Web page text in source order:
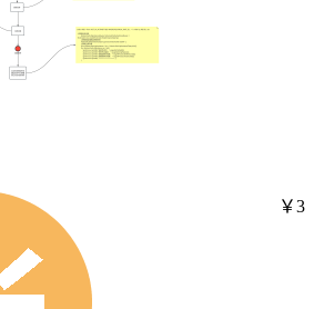
￥3